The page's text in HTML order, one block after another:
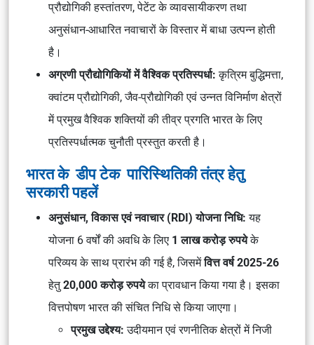
प्रौद्योगिकी हस्तांतरण, पेटेंट के व्यावसायीकरण तथा
अनुसंधान-आधारित नवाचारों के विस्तार में बाधा उत्पन्न होती
है।
अग्रणी प्रौद्योगिकियों में वैश्विक प्रतिस्पर्धा:कृत्रिम बुद्धिमत्ता,
क्वांटम प्रौद्योगिकी, जैव-प्रौद्योगिकी एवं उन्नत विनिर्माण क्षेत्रों
में प्रमुख वैश्विक शक्तियों की तीव्र प्रगति भारत के लिए
प्रतिस्पर्धात्मक चुनौती प्रस्तुत करती है।
भारत के डीप टेक पारिस्थितिकी तंत्र हेतु
सरकारी पहलें
अनुसंधान, विकास एवं नवाचार (RDI) योजना निधि:यह
योजना 6 वर्षों की अवधि के लिए 1 लाख करोड़ रुपयेके
परिव्यय के साथ प्रारंभ की गई है, जिसमेंवित्त वर्ष 2025-26
हेतु20,000 करोड़ रुपयेका प्रावधान किया गया है। इसका
वित्तपोषण भारत की संचित निधि से किया जाएगा।
प्रमुख उद्देश्य:उदीयमान एवं रणनीतिक क्षेत्रों में निजी